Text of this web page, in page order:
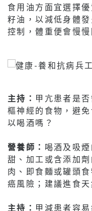
食用油方面宜選擇
籽油，以減低身體
控制，體重便會慢慢
主持： 甲亢患者是
樞神經的食物，避
以喝酒嗎？
營養師： 喝酒及吸
甜、加工或含添加
肉、即食麵或罐頭
癌風險；建議進食
主持： 甲減患者容